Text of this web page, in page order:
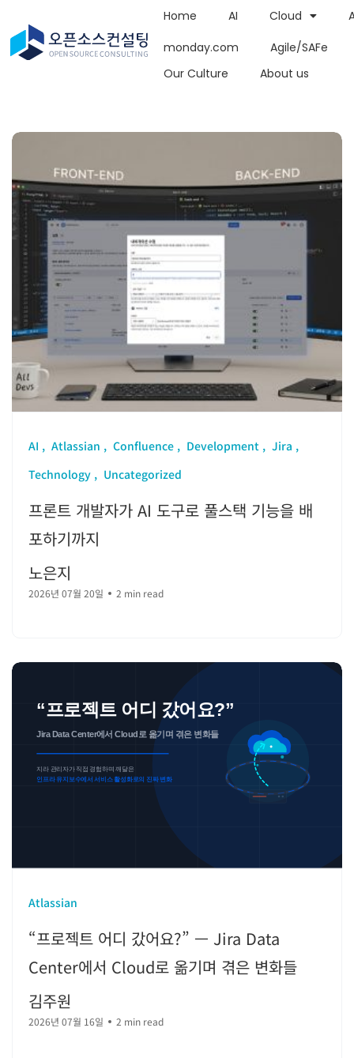
Home AI Cloud
monday.com
Agile/SAFe
Our Culture
About us
AI Atlassian Confluence Development
Jira
Technology
Uncategorized
프론트 개발자가 AI 도구로 풀스택 기능을 배
포하기까지
노은지
2026년 07월 20일 2 min read
Atlassian
“프로젝트 어디 갔어요?” — Jira Data
Center에서 Cloud로 옮기며 겪은 변화들
김주원
2026년 07월 16일 2 min read